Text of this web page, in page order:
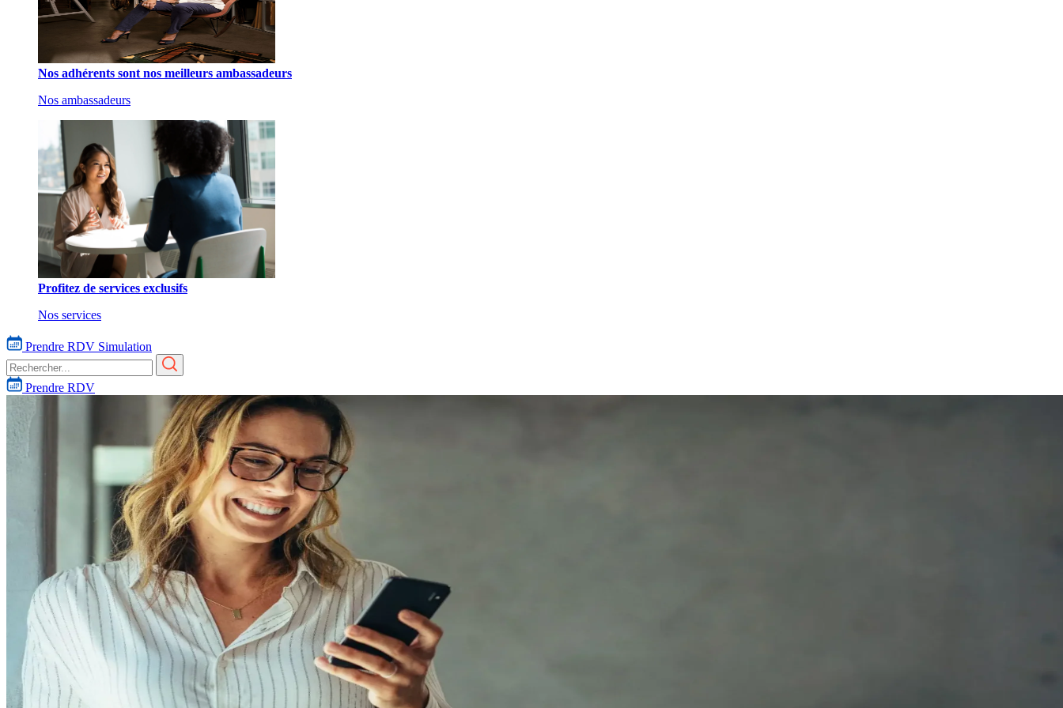
Nos adhérents sont nos meilleurs ambassadeurs
Nos ambassadeurs
Profitez de services exclusifs
Nos services
Prendre RDV Simulation
Prendre RDV